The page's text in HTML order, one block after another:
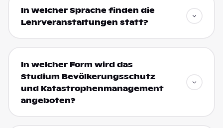
In welcher Sprache finden die
Lehrveranstaltungen statt?
In welcher Form wird das
Studium Bevölkerungsschutz
und Katastrophenmanagement
angeboten?